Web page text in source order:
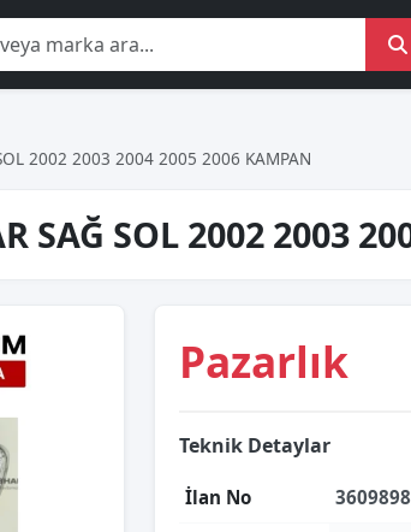
2002 2003 2004 2005 2006 KAMPAN
SAĞ SOL 2002 2003
Pazarlık
Teknik Detaylar
İlan No